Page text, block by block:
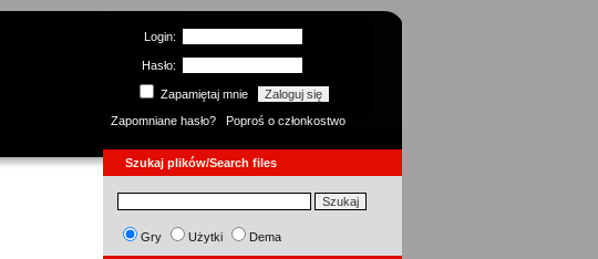
Login:
Hasło:
Zapamiętaj mnie
Zapomniane hasło?
Poproś o członkostwo
Szukaj plików/Search files
Gry Użytki Dema